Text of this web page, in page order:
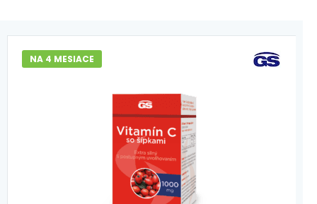
NA 4 MESIACE